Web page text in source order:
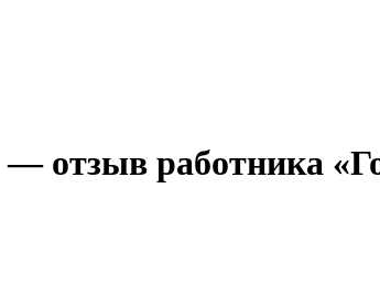
— отзыв работника